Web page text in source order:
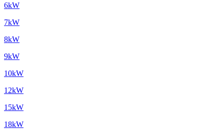
6kW
7kW
8kW
9kW
10kW
12kW
15kW
18kW